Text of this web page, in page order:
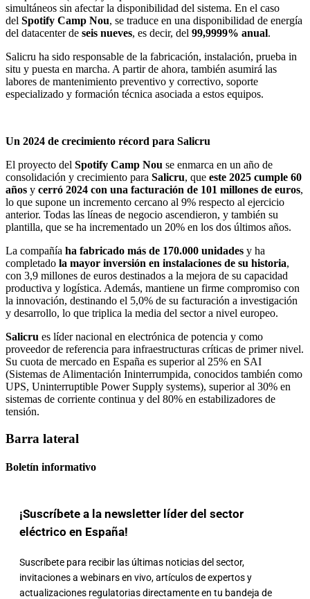
simultáneos sin afectar la disponibilidad del sistema. En el caso
del Spotify Camp Nou, se traduce en una disponibilidad de energía
del datacenter de seis nueves, es decir, del 99,9999% anual.
Salicru ha sido responsable de la fabricación, instalación, prueba in
situ y puesta en marcha. A partir de ahora, también asumirá las
labores de mantenimiento preventivo y correctivo, soporte
especializado y formación técnica asociada a estos equipos.
Un 2024 de crecimiento récord para Salicru
El proyecto del Spotify Camp Nou se enmarca en un año de
consolidación y crecimiento para Salicru, que este 2025 cumple 60
años y cerró 2024 con una facturación de 101 millones de euros,
lo que supone un incremento cercano al 9% respecto al ejercicio
anterior. Todas las líneas de negocio ascendieron, y también su
plantilla, que se ha incrementado un 20% en los dos últimos años.
La compañía ha fabricado más de 170.000 unidades y ha
completado la mayor inversión en instalaciones de su historia,
con 3,9 millones de euros destinados a la mejora de su capacidad
productiva y logística. Además, mantiene un firme compromiso con
la innovación, destinando el 5,0% de su facturación a investigación
y desarrollo, lo que triplica la media del sector a nivel europeo.
Salicru es líder nacional en electrónica de potencia y como
proveedor de referencia para infraestructuras críticas de primer nivel.
Su cuota de mercado en España es superior al 25% en SAI
(Sistemas de Alimentación Ininterrumpida, conocidos también como
UPS, Uninterruptible Power Supply systems), superior al 30% en
sistemas de corriente continua y del 80% en estabilizadores de
tensión.
Barra lateral
Boletín informativo
¡Suscríbete a la newsletter líder del sector
eléctrico en España!
Suscríbete para recibir las últimas noticias del sector,
invitaciones a webinars en vivo, artículos de expertos y
actualizaciones regulatorias directamente en tu bandeja de